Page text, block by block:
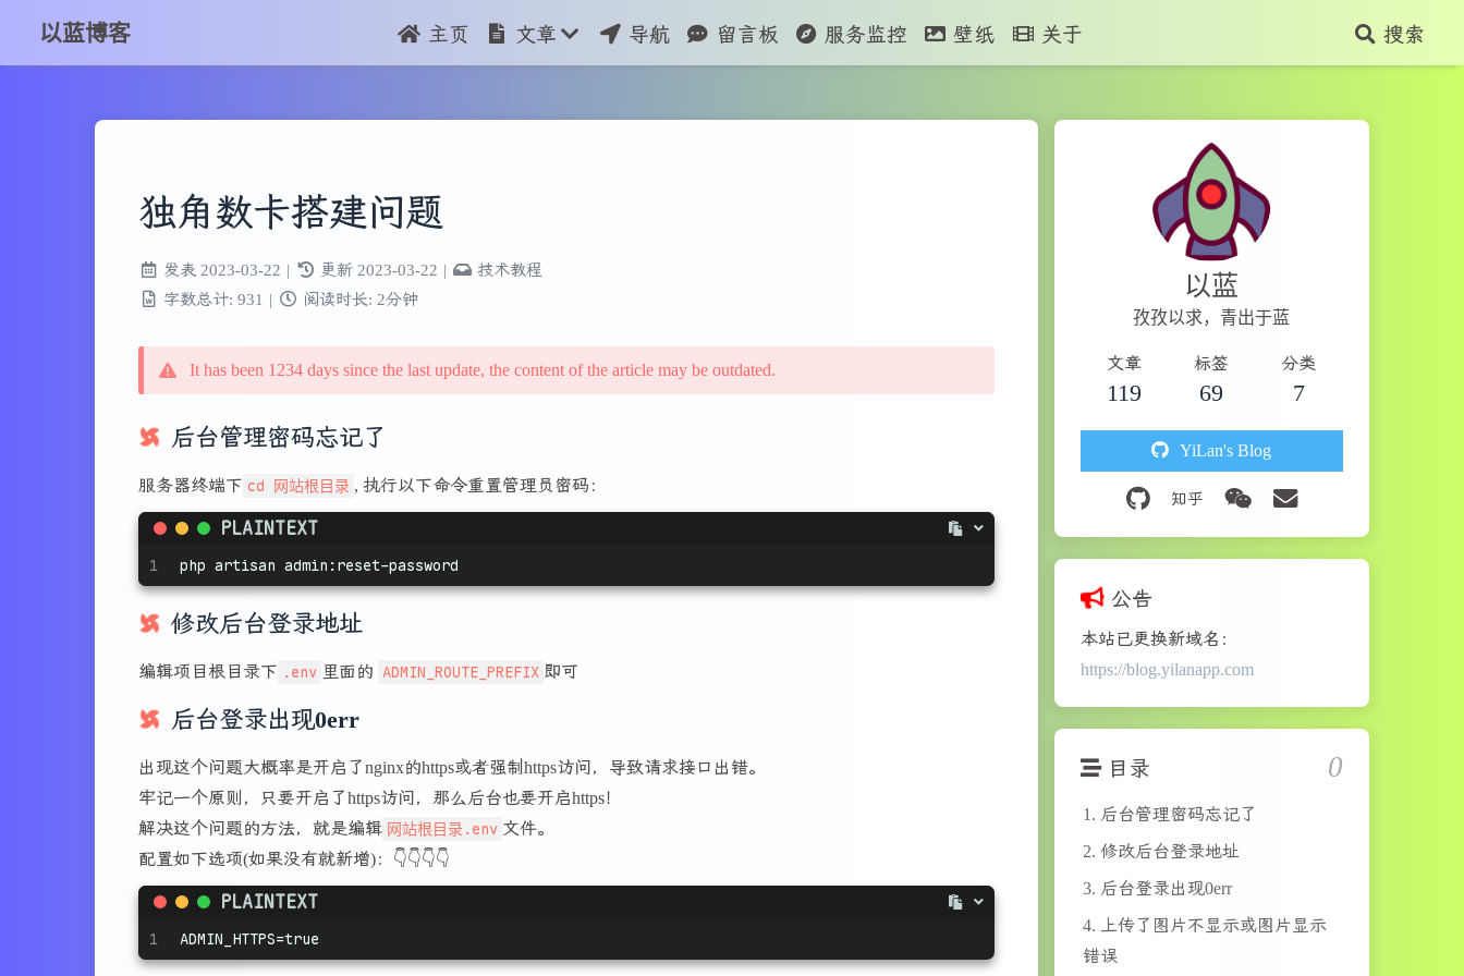
以蓝博客 搜索
主页 文章 导航 留言板 服务监控 壁纸 关于
独角数卡搭建问题
发表 2023-03-22 | 更新 2023-03-22 |
技术教程
字数总计: 931 | 阅读时长: 2分钟
It has been 1234 days since the last update, the content of the article may be outdated.
后台管理密码忘记了
服务器终端下 cd 网站根目录 , 执行以下命令重置管理员密码：
PLAINTEXT
1 php artisan admin:reset-password
修改后台登录地址
编辑项目根目录下 .env 里面的 ADMIN_ROUTE_PREFIX 即可
后台登录出现0err
出现这个问题大概率是开启了nginx的https或者强制https访问，导致请求接口出错。
牢记一个原则，只要开启了https访问，那么后台也要开启https！
解决这个问题的方法，就是编辑 网站根目录.env 文件。
配置如下选项(如果没有就新增)：👇👇👇👇
PLAINTEXT
1 ADMIN_HTTPS=true
以蓝
孜孜以求，青出于蓝
文章
119
标签
69
分类
7
YiLan's Blog
公告
本站已更换新域名：
https://blog.yilanapp.com
目录 0
1. 后台管理密码忘记了
2. 修改后台登录地址
3. 后台登录出现0err
4.
上传了图片不显示或图片显示
错误